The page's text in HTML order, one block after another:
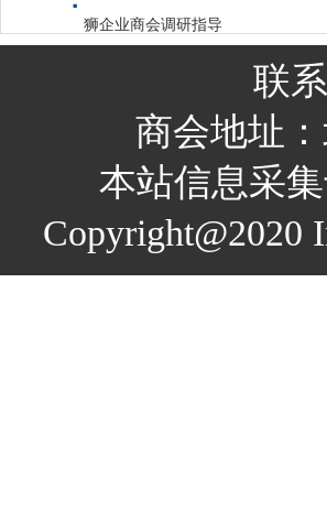
狮企业商会调研指导
联
商会地址
本站信息采